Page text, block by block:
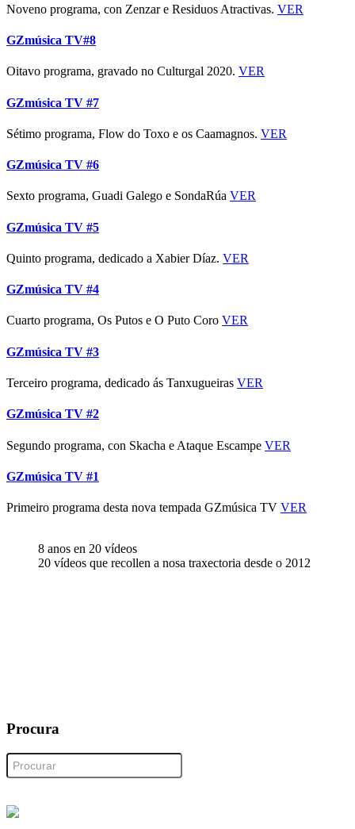
Noveno programa, con Zenzar e Residuos Atractivas. VER
GZmúsica TV#8
Oitavo programa, gravado no Culturgal 2020. VER
GZmúsica TV #7
Sétimo programa, Flow do Toxo e os Caamagnos. VER
GZmúsica TV #6
Sexto programa, Guadi Galego e SondaRúa VER
GZmúsica TV #5
Quinto programa, dedicado a Xabier Díaz. VER
GZmúsica TV #4
Cuarto programa, Os Putos e O Puto Coro VER
GZmúsica TV #3
Terceiro programa, dedicado ás Tanxugueiras VER
GZmúsica TV #2
Segundo programa, con Skacha e Ataque Escampe VER
GZmúsica TV #1
Primeiro programa desta nova tempada GZmúsica TV VER
8 anos en 20 vídeos
20 vídeos que recollen a nosa traxectoria desde o 2012
Procura